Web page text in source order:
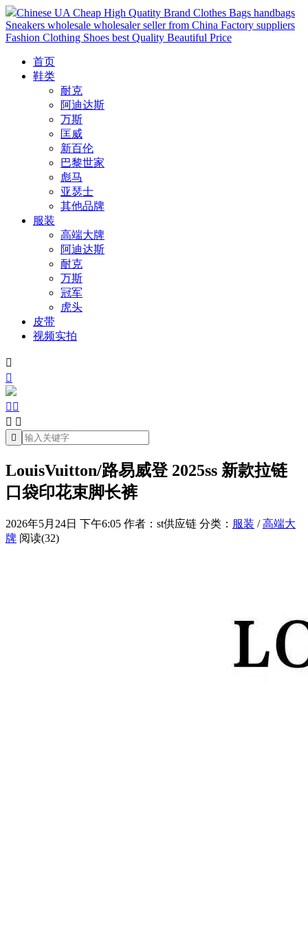
Chinese UA Cheap High Quatity Brand Clothes Bags handbags
Sneakers wholesale wholesaler seller from China Factory suppliers
Fashion Clothing Shoes best Quality Beautiful Price
首页
鞋类
耐克
阿迪达斯
万斯
匡威
新百伦
巴黎世家
彪马
亚瑟士
其他品牌
服装
高端大牌
阿迪达斯
耐克
万斯
冠军
虎头
皮带
视频实拍


 
 

LouisVuitton/路易威登 2025ss 新款拉链
口袋印花束脚长裤
2026年5月24日 下午6:05 作者：st供应链 分类： 服装 /高端大
牌 阅读(32)